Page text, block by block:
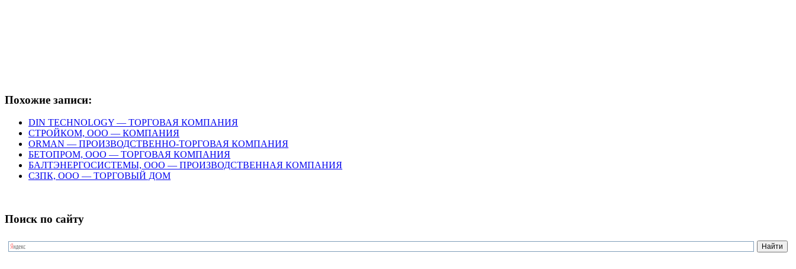
Похожие записи:
DIN TECHNOLOGY — ТОРГОВАЯ КОМПАНИЯ
СТРОЙКОМ, ООО — КОМПАНИЯ
ORMAN — ПРОИЗВОДСТВЕННО-ТОРГОВАЯ КОМПАНИЯ
БЕТОПРОМ, ООО — ТОРГОВАЯ КОМПАНИЯ
БАЛТЭНЕРГОСИСТЕМЫ, ООО — ПРОИЗВОДСТВЕННАЯ КОМПАНИЯ
СЗПК, ООО — ТОРГОВЫЙ ДОМ
Поиск по сайту